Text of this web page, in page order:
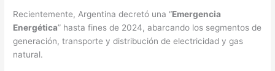
Recientemente, Argentina decretó una “Emergencia
Energética” hasta fines de 2024, abarcando los segmentos de
generación, transporte y distribución de electricidad y gas
natural.